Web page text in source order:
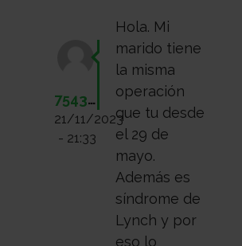
75435085F
21/11/2023
- 21:33
Hola. Mi
marido tiene
la misma
operación
que tu desde
el 29 de
mayo.
Además es
síndrome de
Lynch y por
eso lo